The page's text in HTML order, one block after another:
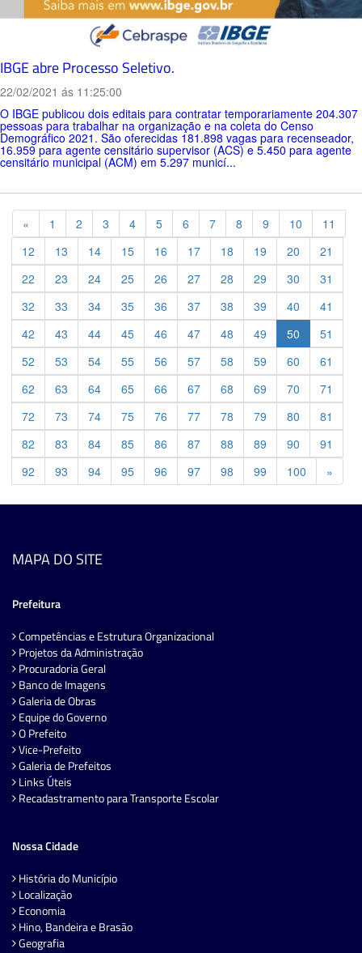
IBGE abre Processo Seletivo.
22/02/2021 ás 11:25:00
O IBGE publicou dois editais para contratar temporariamente 204.307
pessoas para trabalhar na organização e na coleta do Censo
Demográfico 2021. São oferecidas 181.898 vagas para recenseador,
16.959 para agente censitário supervisor (ACS) e 5.450 para agente
censitário municipal (ACM) em 5.297 municí...
« Previous
1 2 3 4 5 6 7 8 9 10
11
12
13 14 15 16 17 18 19 20
21
22
23 24 25 26 27 28 29 30
31
32
33 34 35 36 37 38 39 40
41
42
43 44 45 46 47 48 49 50
51
52
53 54 55 56 57 58 59 60
61
62
63 64 65 66 67 68 69 70
71
72
73 74 75 76 77 78 79 80
81
82
83 84 85 86 87 88 89 90
91
92
93 94 95 96 97 98 99 100 »
MAPA DO SITE
Prefeitura
Competências e Estrutura Organizacional
Projetos da Administração
Procuradoria Geral
Banco de Imagens
Galeria de Obras
Equipe do Governo
O Prefeito
Vice-Prefeito
Galeria de Prefeitos
Links Úteis
Recadastramento para Transporte Escolar
Nossa Cidade
História do Município
Localização
Economia
Hino, Bandeira e Brasão
Geografia